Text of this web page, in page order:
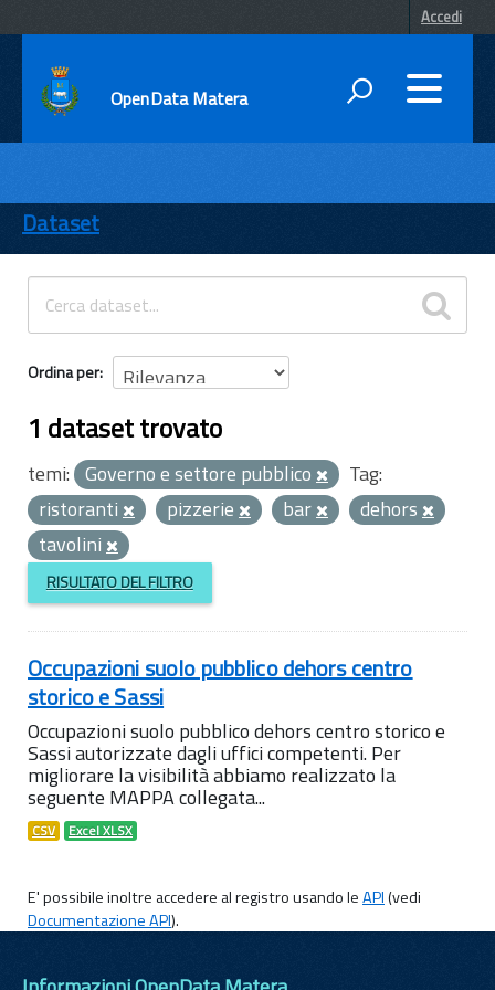
Accedi
OpenData Matera
ENTI
TEMI
INFORMAZIONI
Dataset
Ordina per
1 dataset trovato
temi: Governo e settore pubblico
Tag:
ristoranti
pizzerie bar
dehors
tavolini
RISULTATO DEL FILTRO
Occupazioni suolo pubblico dehors centro
storico e Sassi
Occupazioni suolo pubblico dehors centro storico e
Sassi autorizzate dagli uffici competenti. Per
migliorare la visibilità abbiamo realizzato la
seguente MAPPA collegata...
CSV Excel XLSX
E' possibile inoltre accedere al registro usando leAPI(vedi
Documentazione API).